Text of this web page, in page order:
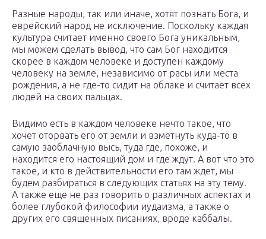
Разные народы, так или иначе, хотят познать Бога, и
еврейский народ не исключение. Поскольку каждая
культура считает именно своего Бога уникальным,
мы можем сделать вывод, что сам Бог находится
скорее в каждом человеке и доступен каждому
человеку на земле, независимо от расы или места
рождения, а не где-то сидит на облаке и считает всех
людей на своих пальцах.
Видимо есть в каждом человеке нечто такое, что
хочет оторвать его от земли и взметнуть куда-то в
самую заоблачную высь, туда где, похоже, и
находится его настоящий дом и где ждут. А вот что это
такое, и кто в действительности его там ждет, мы
будем разбираться в следующих статьях на эту тему.
А также еще не раз говорить о различных аспектах и
более глубокой философии иудаизма, а также о
других его священных писаниях, вроде каббалы.